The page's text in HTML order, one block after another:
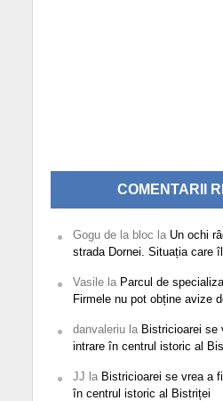
COMENTARII
Gogu de la bloc la Un ochi
strada Dornei. Situația care
Vasilela Parcul de
Firmele nu pot obține avize
danvaleriula Bistricioarei se
intrare în centrul istoric al
JJ la Bistricioarei se vrea a
în centrul istoric al Bistriței